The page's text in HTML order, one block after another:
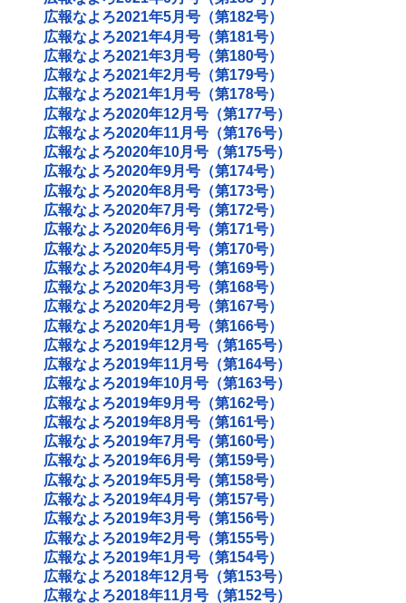
広報なよろ2021年5月号（第182号）
広報なよろ2021年4月号（第181号）
広報なよろ2021年3月号（第180号）
広報なよろ2021年2月号（第179号）
広報なよろ2021年1月号（第178号）
広報なよろ2020年12月号（第177号）
広報なよろ2020年11月号（第176号）
広報なよろ2020年10月号（第175号）
広報なよろ2020年9月号（第174号）
広報なよろ2020年8月号（第173号）
広報なよろ2020年7月号（第172号）
広報なよろ2020年6月号（第171号）
広報なよろ2020年5月号（第170号）
広報なよろ2020年4月号（第169号）
広報なよろ2020年3月号（第168号）
広報なよろ2020年2月号（第167号）
広報なよろ2020年1月号（第166号）
広報なよろ2019年12月号（第165号）
広報なよろ2019年11月号（第164号）
広報なよろ2019年10月号（第163号）
広報なよろ2019年9月号（第162号）
広報なよろ2019年8月号（第161号）
広報なよろ2019年7月号（第160号）
広報なよろ2019年6月号（第159号）
広報なよろ2019年5月号（第158号）
広報なよろ2019年4月号（第157号）
広報なよろ2019年3月号（第156号）
広報なよろ2019年2月号（第155号）
広報なよろ2019年1月号（第154号）
広報なよろ2018年12月号（第153号）
広報なよろ2018年11月号（第152号）